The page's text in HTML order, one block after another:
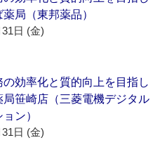
局（東邦薬品）
日 (金)
の効率化と質的向上を目指し
局笹崎店（三菱電機デジタル
ン）
日 (金)